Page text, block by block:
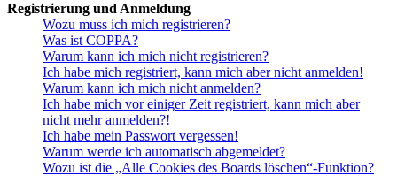
Registrierung und Anmeldung
Wozu muss ich mich registrieren?
Was ist COPPA?
Warum kann ich mich nicht registrieren?
Ich habe mich registriert, kann mich aber nicht anmelden!
Warum kann ich mich nicht anmelden?
Ich habe mich vor einiger Zeit registriert, kann mich aber
nicht mehr anmelden?!
Ich habe mein Passwort vergessen!
Warum werde ich automatisch abgemeldet?
Wozu ist die „Alle Cookies des Boards löschen“-Funktion?